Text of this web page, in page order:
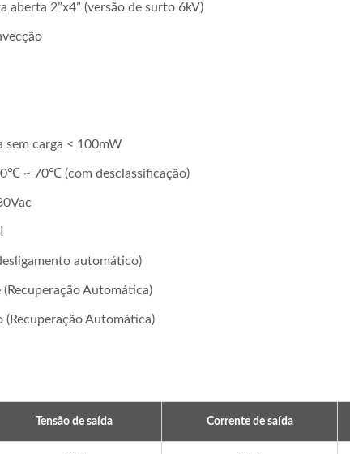
aberta 2”x4” (versão de surto 6kV)
sem carga < 100mW
~ 70℃ (com desclassificação)
automático)
Automática)
Automática)
Tensão de saída Corrente de saída